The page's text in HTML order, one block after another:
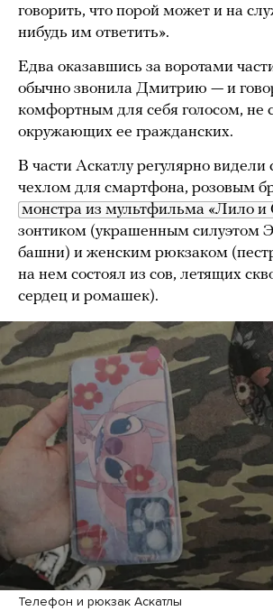
говорить, что порой может и на
нибудь им ответить».
Едва оказавшись за воротами
обычно звонила Дмитрию — и
комфортным для себя голосом, не
окружающих ее гражданских.
В части Аскатлу регулярно видели
чехлом для смартфона, розовым
монстра из мультфильма «Лило и
зонтиком (украшенным силуэтом
башни) и женским рюкзаком
на нем состоял из сов, летящих
сердец и ромашек).
Телефон и рюкзак Аскатлы